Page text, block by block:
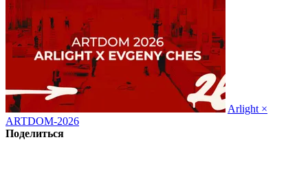
Arlight ×
ARTDOM-2026
Поделиться